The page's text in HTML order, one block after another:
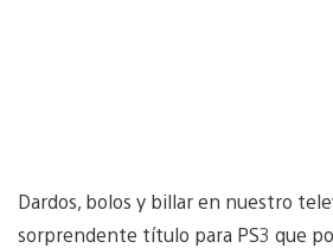
Dardos, bolos y billar en nuestro
sorprendente título para PS3 que